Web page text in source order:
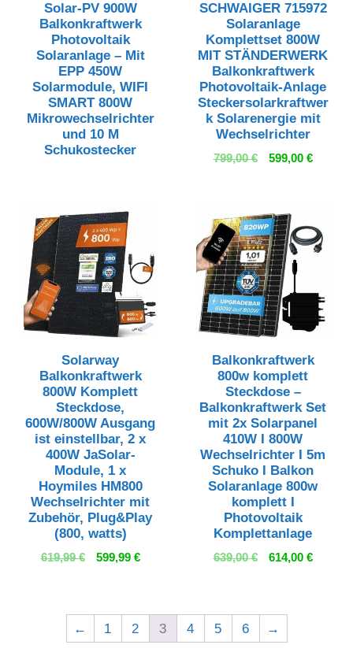
Solar-PV 900W
Balkonkraftwerk
Photovoltaik
Solaranlage – Mit
EPP 450W
Solarmodule, WIFI
SMART 800W
Mikrowechselrichter
und 10 M
Schukostecker
SCHWAIGER 715972
Solaranlage
Komplettset 800W
MIT STÄNDERWERK
Balkonkraftwerk
Photovoltaik-Anlage
Steckersolarkraftwer
k Solarenergie mit
Wechselrichter
799,00€
Ursprünglicher
599,00 €
Solarway
Balkonkraftwerk
800W Komplett
Steckdose,
600W/800W Ausgang
ist einstellbar, 2 x
400W JaSolar-
Module, 1 x
Hoymiles HM800
Wechselrichter mit
Zubehör, Plug&Play
(800, watts)
619,99€
Ursprünglicher
599,99 €Aktueller
Balkonkraftwerk
800w komplett
Steckdose –
Balkonkraftwerk Set
mit 2x Solarpanel
410W I 800W
Wechselrichter I 5m
Schuko I Balkon
Solaranlage 800w
komplett I
Photovoltaik
Komplettanlage
639,00€
Ursprünglicher
614,00 €
← 1 2 3 4 5 6 →